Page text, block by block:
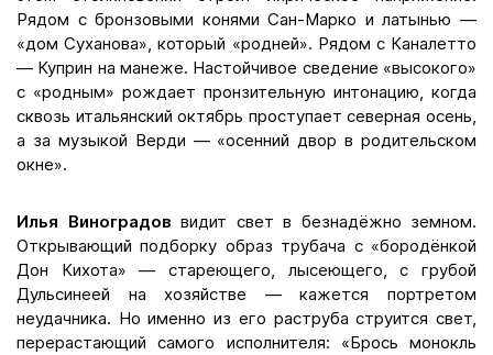
Рядом с бронзовыми конями Сан-Марко и латынью —
«дом Суханова», который «родней». Рядом с Каналетто
— Куприн на манеже. Настойчивое сведение «высокого»
с «родным» рождает пронзительную интонацию, когда
сквозь итальянский октябрь проступает северная осень,
а за музыкой Верди — «осенний двор в родительском
окне».
Илья Виноградов видит свет в безнадёжно земном.
Открывающий подборку образ трубача с «бородёнкой
Дон Кихота» — стареющего, лысеющего, с грубой
Дульсинеей на хозяйстве — кажется портретом
неудачника. Но именно из его раструба струится свет,
перерастающий самого исполнителя: «Брось монокль